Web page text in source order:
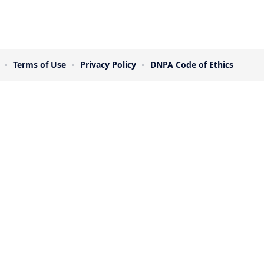
Terms of Use Privacy Policy DNPA Code of Ethics